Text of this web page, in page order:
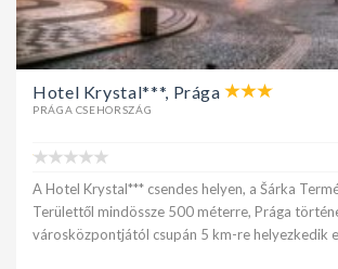
Hotel Krystal***, Prága
PRÁGA CSEHORSZÁG
A Hotel Krystal*** csendes helyen, a Šárka
Területtől mindössze 500 méterre, Prága
városközpontjától csupán 5 km-re helyezkedik